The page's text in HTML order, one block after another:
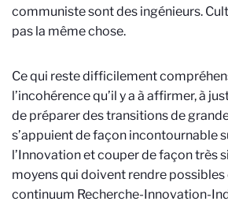
communiste sont des ingénieurs.
pas la même chose.
Ce qui reste difficilement
l’incohérence qu’il y a à affirmer, à
de préparer des transitions de
s’appuient de façon incontournable
l’Innovation et couper de façon très
moyens qui doivent rendre
continuum Recherche-Innovation-